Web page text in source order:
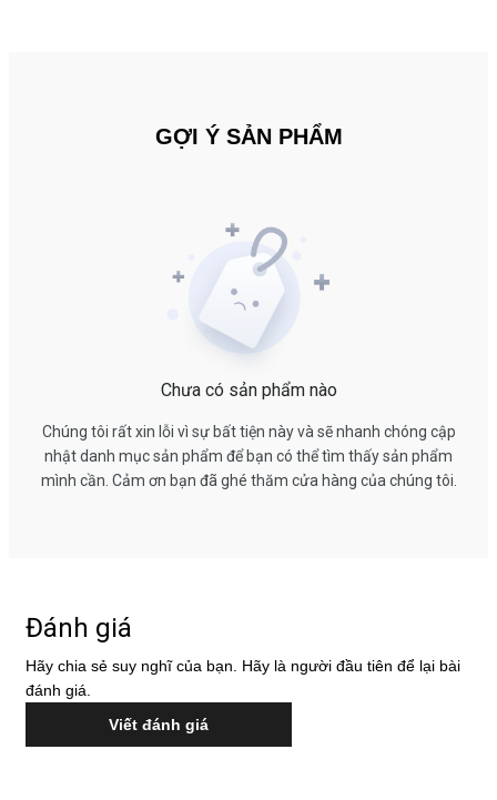
GỢI Ý SẢN PHẨM
Chưa có sản phẩm nào
Chúng tôi rất xin lỗi vì sự bất tiện này và sẽ nhanh chóng cập
nhật danh mục sản phẩm để bạn có thể tìm thấy sản phẩm
mình cần. Cảm ơn bạn đã ghé thăm cửa hàng của chúng tôi.
Đánh giá
Hãy chia sẻ suy nghĩ của bạn. Hãy là người đầu tiên để lại bài
đánh giá.
Viết đánh giá